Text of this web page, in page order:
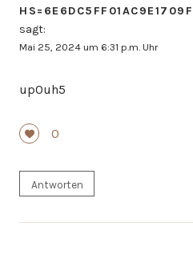
sagt:
Mai 25, 2024 um 6:31 p.m. Uhr
up0uh5
0
Antworten